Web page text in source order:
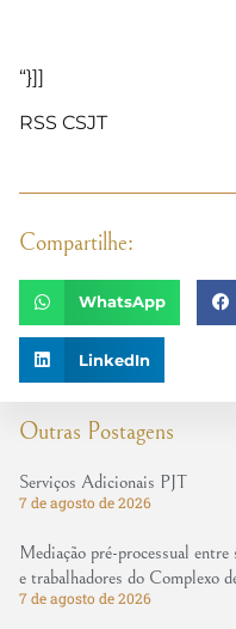
Outras Postagens
Serviços Adicionais PJT
7 de agosto de 2026
Mediação pré-processual
e trabalhadores do Complexo
7 de agosto de 2026
“}]]
RSS CSJT
Compartilhe:
WhatsApp
LinkedIn